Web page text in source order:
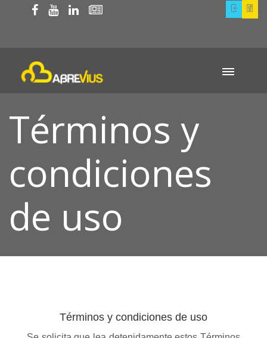
Términos y
condiciones
de uso
Términos y condiciones de uso